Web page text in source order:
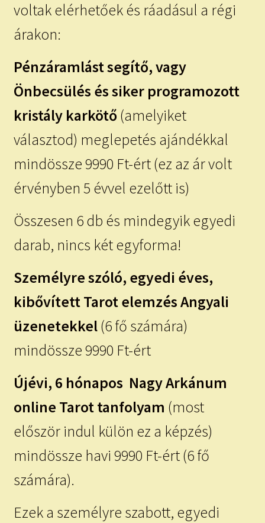
voltak elérhetőek és ráadásul a régi
árakon:
Pénzáramlást segítő, vagy
Önbecsülés és siker programozott
kristály karkötő(amelyiket
választod) meglepetés ajándékkal
mindössze 9990 Ft-ért (ez az ár volt
érvényben 5 évvel ezelőtt is)
Összesen 6 db és mindegyik egyedi
darab, nincs két egyforma!
Személyre szóló, egyedi éves,
kibővített Tarot elemzés Angyali
üzenetekkel(6 fő számára)
mindössze 9990 Ft-ért
Újévi, 6 hónapos Nagy Arkánum
online Tarot tanfolyam (most
először indul külön ez a képzés)
mindössze havi 9990 Ft-ért (6 fő
számára).
Ezek a személyre szabott, egyedi